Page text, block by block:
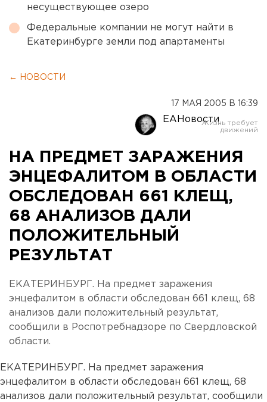
несуществующее озеро
Федеральные компании не могут найти в
Екатеринбурге земли под апартаменты
← НОВОСТИ
17 МАЯ 2005 В 16:39
ЕАНовости
НА ПРЕДМЕТ ЗАРАЖЕНИЯ
ЭНЦЕФАЛИТОМ В ОБЛАСТИ
ОБСЛЕДОВАН 661 КЛЕЩ,
68 АНАЛИЗОВ ДАЛИ
ПОЛОЖИТЕЛЬНЫЙ
РЕЗУЛЬТАТ
ЕКАТЕРИНБУРГ. На предмет заражения
энцефалитом в области обследован 661 клещ, 68
анализов дали положительный результат,
сообщили в Роспотребнадзоре по Свердловской
области.
ЕКАТЕРИНБУРГ. На предмет заражения
энцефалитом в области обследован 661 клещ, 68
анализов дали положительный результат, сообщили